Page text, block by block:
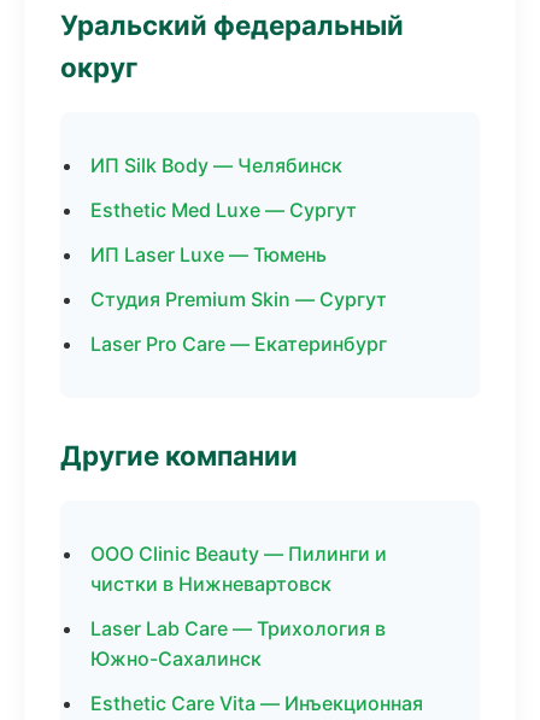
Уральский федеральный
округ
ИП Silk Body — Челябинск
Esthetic Med Luxe — Сургут
ИП Laser Luxe — Тюмень
Студия Premium Skin — Сургут
Laser Pro Care — Екатеринбург
Другие компании
ООО Clinic Beauty — Пилинги и
чистки в Нижневартовск
Laser Lab Care — Трихология в
Южно-Сахалинск
Esthetic Care Vita — Инъекционная